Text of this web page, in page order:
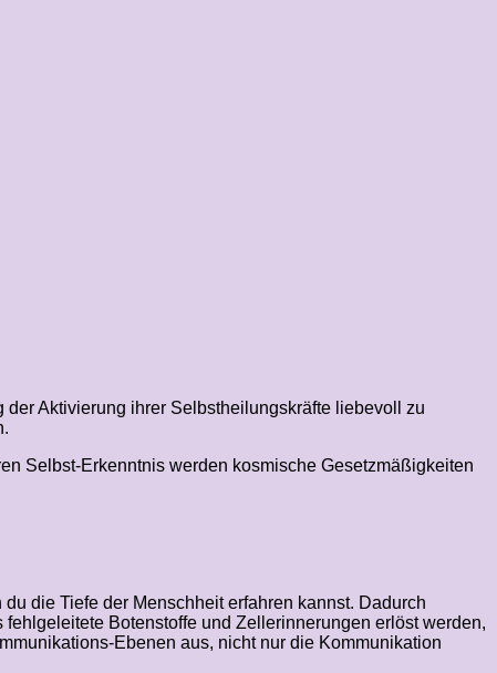
Aktivierung ihrer Selbstheilungskräfte liebevoll zu
Selbst-Erkenntnis werden kosmische Gesetzmäßigkeiten
die Tiefe der Menschheit erfahren kannst. Dadurch
Botenstoffe und Zellerinnerungen erlöst werden,
Ebenen aus, nicht nur die Kommunikation